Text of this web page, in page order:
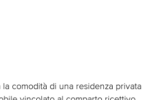
comodità di una residenza privata